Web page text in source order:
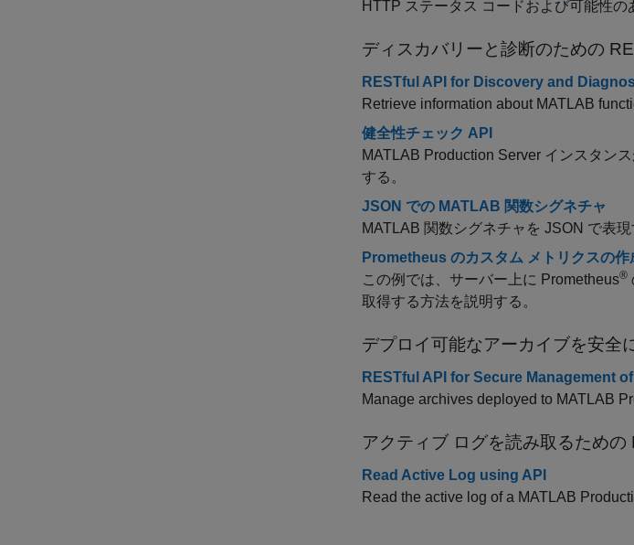
HTTP ステータス コードおよび可能性の
ディスカバリーと診断のための
RESTful API for Discovery and
Retrieve information about MATLAB
健全性チェック API
MATLAB Production Server インスタン
する。
JSON での MATLAB 関数シグネチャ
MATLAB 関数シグネチャを JSON で表現
Prometheus のカスタム メトリクスの作
この例では、サーバー上に Prometheus®
取得する方法を説明する。
デプロイ可能なアーカイブを安全
RESTful API for Secure Management
Manage archives deployed to MATLAB
アクティブ ログを読み取るための
Read Active Log using API
Read the active log of a MATLAB